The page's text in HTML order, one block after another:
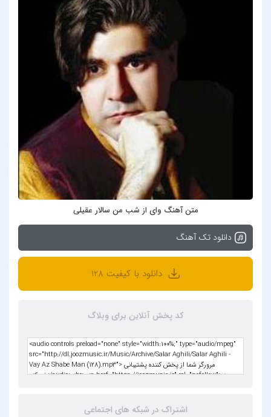
متن آهنگ وای از شب من سالار عقیلی
دانلود تک آهنگ
دانلود با کیفیت 128
کد پخش آنلاین برای وبلاگ
اشتراک در شبکه های اجتماعی